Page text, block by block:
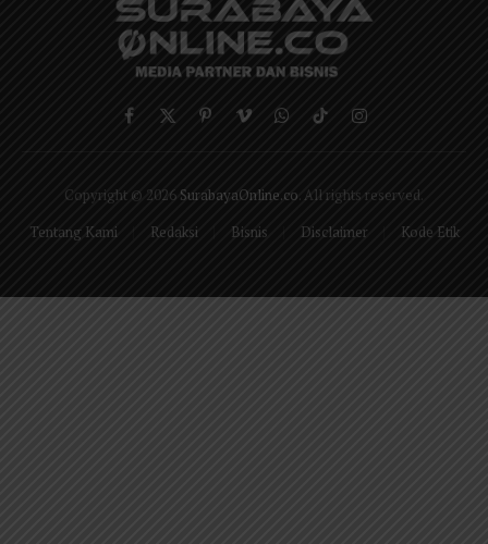
Facebook
X
PinterestVimeoWhatsApp
TikTokInstagram
Copyright © 2026 SurabayaOnline.co . All rights reserved.
Tentang Kami
Redaksi Bisnis Disclaimer Kode Etik